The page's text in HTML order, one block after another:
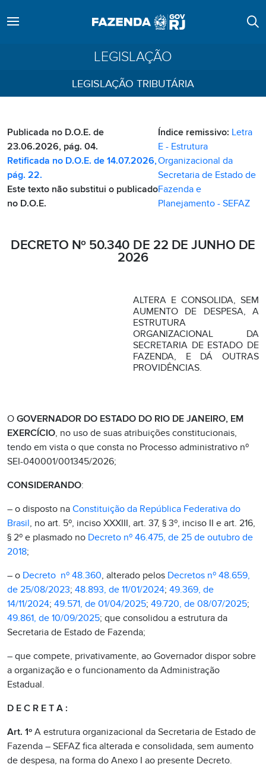
LEGISLAÇÃO
LEGISLAÇÃO TRIBUTÁRIA
Publicada no D.O.E. de
23.06.2026, pág. 04.
Retificada no D.O.E. de 14.07.2026,
pág. 22.
Este texto não substitui o publicado
no D.O.E.
Índice remissivo: Letra
E - Estrutura
Organizacional da
Secretaria de Estado de
Fazenda e
Planejamento - SEFAZ
DECRETO Nº 50.340 DE 22 DE JUNHO DE
2026
ALTERA E CONSOLIDA, SEM
AUMENTO DE DESPESA, A
ESTRUTURA
ORGANIZACIONAL DA
SECRETARIA DE ESTADO DE
FAZENDA, E DÁ OUTRAS
PROVIDÊNCIAS.
O GOVERNADOR DO ESTADO DO RIO DE JANEIRO, EM
EXERCÍCIO, no uso de suas atribuições constitucionais,
tendo em vista o que consta no Processo administrativo nº
SEI-040001/001345/2026;
CONSIDERANDO:
– o disposto na Constituição da República Federativa do
Brasil, no art. 5º, inciso XXXIII, art. 37, § 3º, inciso II e art. 216,
§ 2º e plasmado no Decreto nº 46.475, de 25 de outubro de
2018;
– o Decreto nº 48.360, alterado pelos Decretos nº 48.659,
de 25/08/2023; 48.893, de 11/01/2024; 49.369, de
14/11/2024; 49.571, de 01/04/2025; 49.720, de 08/07/2025;
49.861, de 10/09/2025; que consolidou a estrutura da
Secretaria de Estado de Fazenda;
– que compete, privativamente, ao Governador dispor sobre
a organização e o funcionamento da Administração
Estadual.
D E C R E T A :
Art. 1º A estrutura organizacional da Secretaria de Estado de
Fazenda – SEFAZ fica alterada e consolidada, sem aumento
de despesa, na forma do Anexo I ao presente Decreto.